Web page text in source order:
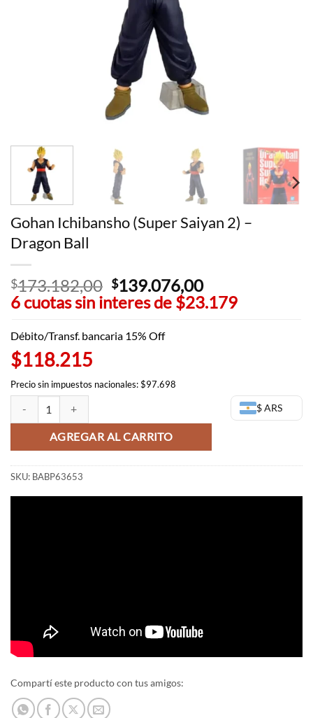
Gohan Ichibansho (Super Saiyan 2) –
Dragon Ball
$173.182,00 El
precio
era:
$139.076,00El
precio
6 cuotas sin interes de $23.179
Débito/Transf. bancaria 15% Off
$118.215
Precio sin impuestos nacionales: $97.698
$ ARS
Gohan Ichibansho (Super Saiyan 2) - Dragon Ball cantidad
AGREGAR AL CARRITO
SKU: BABP63653
Compartí este producto con tus amigos: